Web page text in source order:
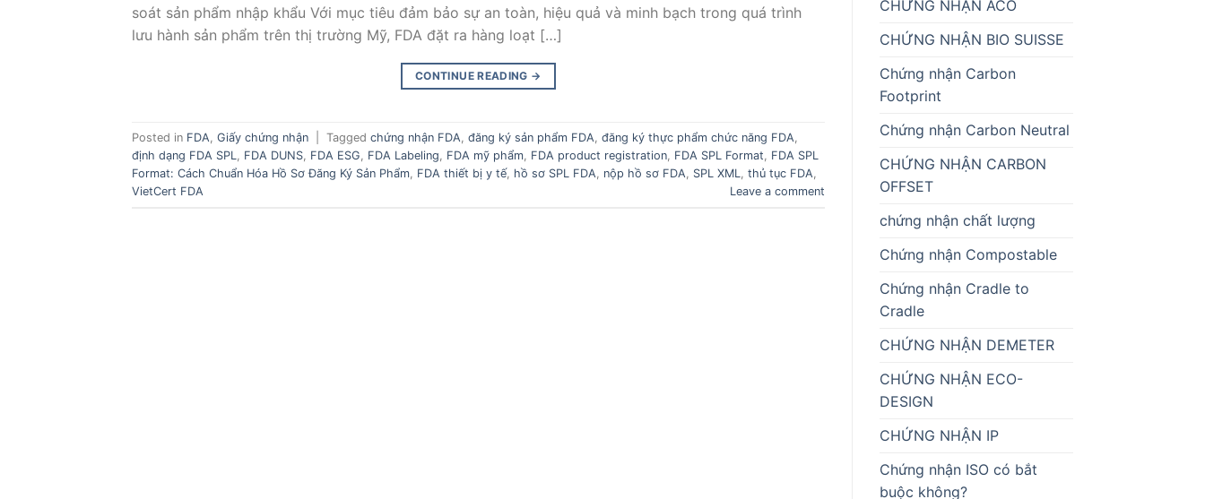
soát sản phẩm nhập khẩu Với mục tiêu đảm bảo sự an toàn, hiệu quả và minh bạch trong quá trình
lưu hành sản phẩm trên thị trường Mỹ, FDA đặt ra hàng loạt […]
CONTINUE READING →
Posted in FDA Giấy chứng nhận Tagged chứng nhận FDA đăng ký sản phẩm FDA đăng ký thực phẩm chức năng FDA
định dạng FDA SPL
FDA DUNS FDA ESG FDA Labeling FDA mỹ phẩm FDA product registration FDA SPL Format
FDA SPL
Format: Cách Chuẩn Hóa Hồ Sơ Đăng Ký Sản Phẩm FDA thiết bị y tế, hồ sơ SPL FDA nộp hồ sơ FDA SPL XML thủ tục FDA
VietCert FDA
Leave a comment
CHỨNG NHẬN ACO
CHỨNG NHẬN BIO SUISSE
Chứng nhận Carbon
Footprint
Chứng nhận Carbon Neutral
CHỨNG NHẬN CARBON
OFFSET
chứng nhận chất lượng
Chứng nhận Compostable
Chứng nhận Cradle to
Cradle
CHỨNG NHẬN DEMETER
CHỨNG NHẬN ECO-
DESIGN
CHỨNG NHẬN IP
Chứng nhận ISO có bắt
buộc không?